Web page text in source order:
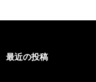
最近の投稿